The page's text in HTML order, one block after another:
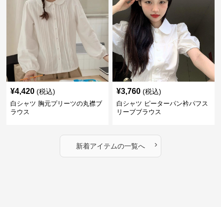
¥4,420 (税込)
白シャツ 胸元プリーツの丸襟ブ
ラウス
¥3,760 (税込)
白シャツ ピーターパン衿パフス
リーブブラウス
新着アイテムの一覧へ ›